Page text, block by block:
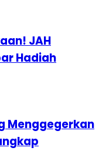
JAH
Hadiah
Menggegerkan